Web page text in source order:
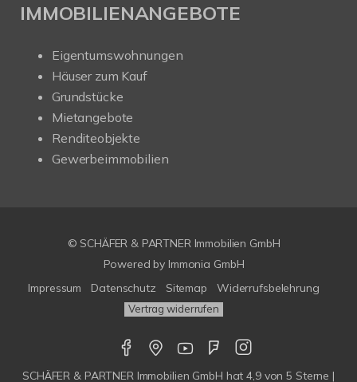
IMMOBILIENANGEBOTE
Eigentumswohnungen
Häuser zum Kauf
Grundstücke
Mietangebote
Renditeobjekte
Gewerbeimmobilien
© SCHÄFER & PARTNER Immobilien GmbH
Powered by Immonia GmbH
Impressum
Datenschutz Sitemap Widerrufsbelehrung
Vertrag widerrufen
SCHÄFER & PARTNER Immobilien GmbH hat4,9von5 Sterne |